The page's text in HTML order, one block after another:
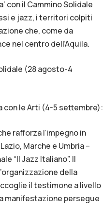
con il Cammino Solidale
e jazz, i territori colpiti
che, come da
nel centro dell’Aquila.
(28 agosto-4
con le Arti (4-5 settembre):
rafforza l’impegno in
Marche e Umbria –
“Il Jazz Italiano”. Il
della
il testimone a livello
manifestazione persegue